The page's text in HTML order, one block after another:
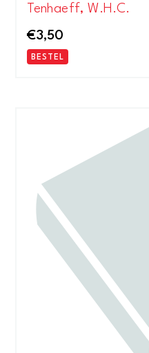
Tenhaeff, W.H.C.
€3,50
BESTEL